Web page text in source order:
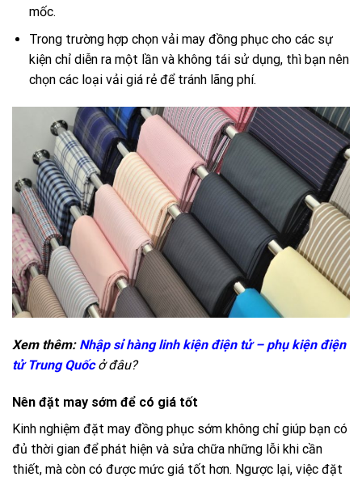
mốc.
Trong trường hợp chọn vải may đồng phục cho các sự
kiện chỉ diễn ra một lần và không tái sử dụng, thì bạn nên
chọn các loại vải giá rẻ để tránh lãng phí.
Xem thêm: Nhập sỉ hàng linh kiện điện tử – phụ kiện điện
tử Trung Quốcở đâu?
Nên đặt may sớm để có giá tốt
Kinh nghiệm đặt may đồng phục sớm không chỉ giúp bạn có
đủ thời gian để phát hiện và sửa chữa những lỗi khi cần
thiết, mà còn có được mức giá tốt hơn. Ngược lại, việc đặt